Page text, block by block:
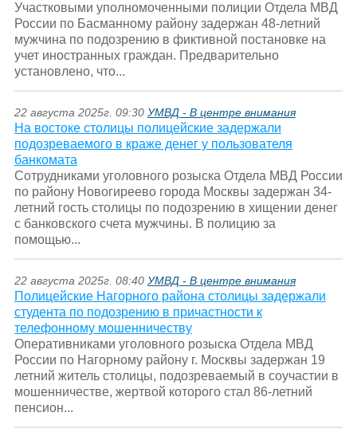
Участковыми уполномоченными полиции Отдела МВД
России по Басманному району задержан 48-летний
мужчина по подозрению в фиктивной постановке на
учет иностранных граждан. Предварительно
установлено, что...
22 августа 2025г. 09:30 УМВД - В центре внимания
На востоке столицы полицейские задержали
подозреваемого в краже денег у пользователя
банкомата
Сотрудниками уголовного розыска Отдела МВД России
по району Новогиреево города Москвы задержан 34-
летний гость столицы по подозрению в хищении денег
с банковского счета мужчины. В полицию за
помощью...
22 августа 2025г. 08:40 УМВД - В центре внимания
Полицейские Нагорного района столицы задержали
студента по подозрению в причастности к
телефонному мошенничеству
Оперативниками уголовного розыска Отдела МВД
России по Нагорному району г. Москвы задержан 19
летний житель столицы, подозреваемый в соучастии в
мошенничестве, жертвой которого стал 86-летний
пенсион...